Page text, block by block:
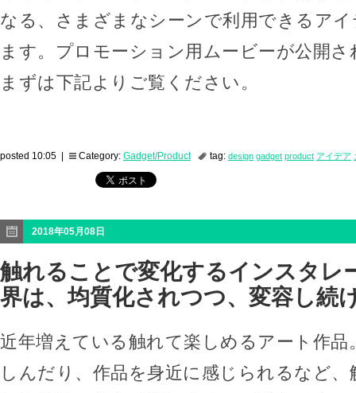
なる、さまざまなシーンで利用できるア
ます。プロモーション用ムービーが公開
まずは下記よりご覧ください。
posted 10:05 | Category: Gadget/Product tag: design gadget product アイデア
2018年05月08日
触れることで変化するインスタレ
界は、均質化されつつ、変容し続
近年増えている触れて楽しめるアート作品
しんだり、作品を身近に感じられるなど